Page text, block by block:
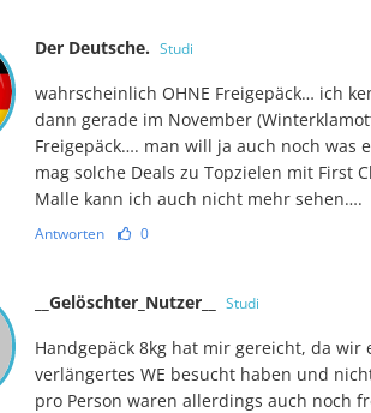
Der Deutsche. Studi
wahrscheinlich OHNE Freigepäck… ich
dann gerade im November
Freigepäck…. man will ja auch noch was
mag solche Deals zu Topzielen mit First
Malle kann ich auch nicht mehr sehen….
Antworten 0
__Gelöschter_Nutzer__ Studi
Handgepäck 8kg hat mir gereicht, da
verlängertes WE besucht haben und
pro Person waren allerdings auch noch